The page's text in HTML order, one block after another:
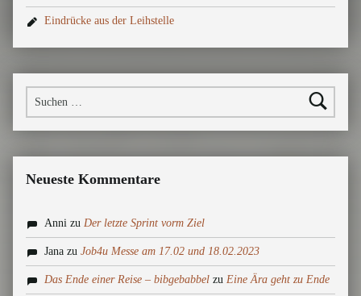
Eindrücke aus der Leihstelle
Suchen nach:
Neueste Kommentare
Anni zuDer letzte Sprint vorm Ziel
Jana zuJob4u Messe am 17.02 und 18.02.2023
Das Ende einer Reise – bibgebabbel zuEine Ära geht zu Ende